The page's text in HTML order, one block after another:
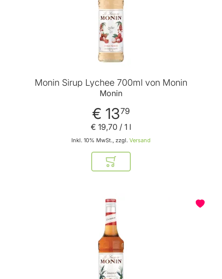
Monin Sirup Lychee 700ml von Monin
Monin
€ 1379
Inkl. 10% MwSt., zzgl. Versand
€ 19,70 / 1 l
In den Warenkorb